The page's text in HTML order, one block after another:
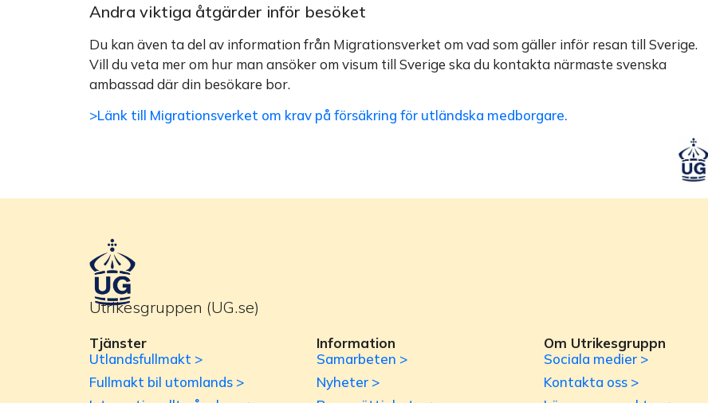
Andra viktiga åtgärder inför besöket
Du kan även ta del av information från Migrationsverket om vad som gäller inför resan till Sverige.
Vill du veta mer om hur man ansöker om visum till Sverige ska du kontakta närmaste svenska
ambassad där din besökare bor.
>Länk till Migrationsverket om krav på försäkring för utländska medborgare.
Utrikesgruppen (UG.se)
Tjänster
Utlandsfullmakt >
Fullmakt bil utomlands >
Information
Samarbeten >
Nyheter >
Om Utrikesgruppn
Sociala medier >
Kontakta oss >